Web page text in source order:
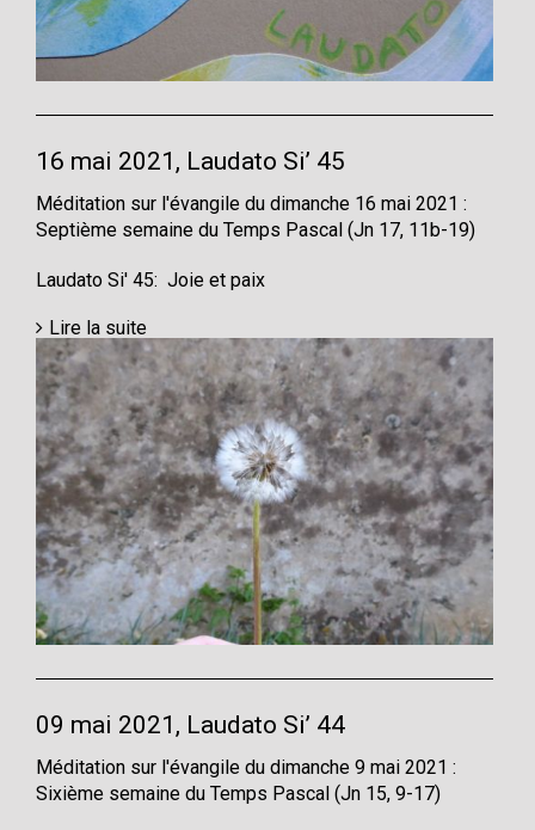
16 mai 2021, Laudato Si’ 45
Méditation sur l'évangile du dimanche 16 mai 2021 :
Septième semaine du Temps Pascal (Jn 17, 11b-19)
Laudato Si' 45: Joie et paix
Lire la suite
09 mai 2021, Laudato Si’ 44
Méditation sur l'évangile du dimanche 9 mai 2021 :
Sixième semaine du Temps Pascal (Jn 15, 9-17)